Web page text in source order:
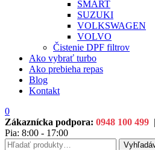
SMART
SUZUKI
VOLKSWAGEN
VOLVO
Čistenie DPF filtrov
Ako vybrať turbo
Ako prebieha repas
Blog
Kontakt
0
Zákaznícka podpora: 0948 100 499 |
Pia: 8:00 - 17:00
Hľadať: